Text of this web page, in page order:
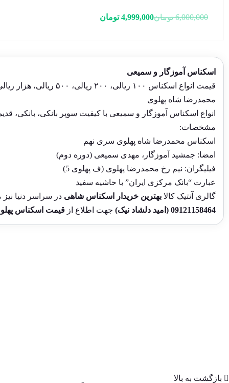
6,000,000 تومان
قیمت
4,999,000 تومان
قیمت
اسکناس آموزگار و سمیعی
قیمت انواع اسکناس ۱۰۰
محمدرضا شاه پهلوی
انواع اسکناس آموزگار و سمیعی با کیفیت سوپر بانکی، بانکی،
مشخصات:
اسکناس محمدرضا شاه پهلوی سری نهم
امضا: جمشید آموزگار، مهدی سمیعی (دوره دوم)
فیلیگران: نیم رخ محمدرضا پهلوی (ف پهلوی 5)
عبارت “بانک مرکزی ایران” با حاشیه سفید
گالری آنتیک کالا بهترین خریدار اسکناس شاهی در سراسر دنیا نیز
09121158464 (امید دلشاد نیک) جهت اطلاع از قیمت اسکناس
بازگشت به بالا